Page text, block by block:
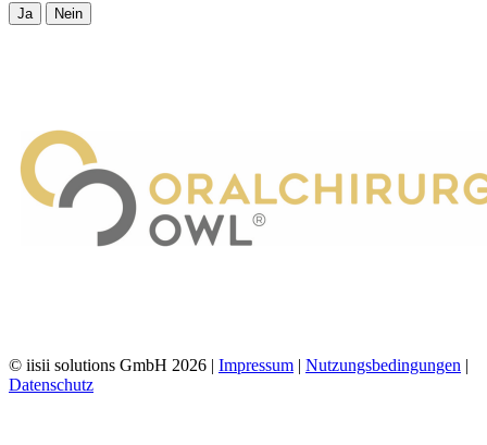
Ja Nein
© iisii solutions GmbH 2026 | Impressum | Nutzungsbedingungen |
Datenschutz